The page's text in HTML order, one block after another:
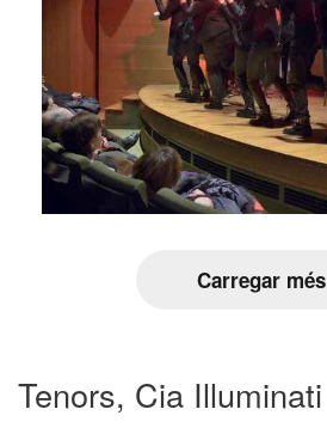
Carregar més
Tenors, Cia Illuminati